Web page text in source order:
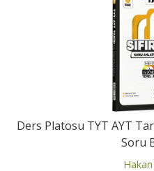
Ders Platosu TYT AYT
Soru